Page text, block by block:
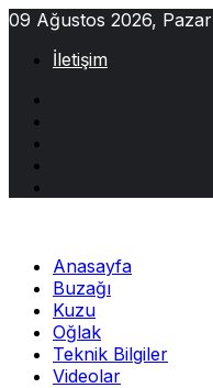
Skip
content
09 Ağustos 2026, Pazar
İletişim
Anasayfa
Buzağı
Kuzu
Oğlak
Teknik Bilgiler
Videolar